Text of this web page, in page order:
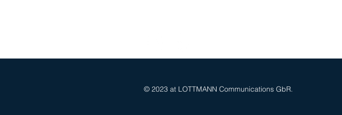
© 2023 at LOTTMANN Communications GbR.